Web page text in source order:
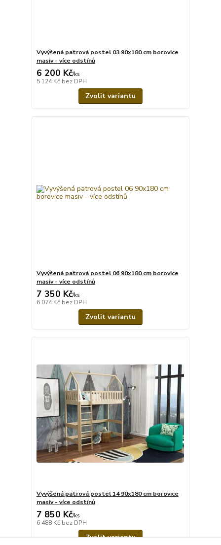
Vyvýšená patrová postel 03 90x180 cm borovice
masiv - více odstínů
6 200 Kč/ks
5 124 Kč bez DPH
Zvolit variantu
Vyvýšená patrová postel 06 90x180 cm borovice
masiv - více odstínů
7 350 Kč/ks
6 074 Kč bez DPH
Zvolit variantu
Vyvýšená patrová postel 14 90x180 cm borovice
masiv - více odstínů
7 850 Kč/ks
6 488 Kč bez DPH
Zvolit variantu